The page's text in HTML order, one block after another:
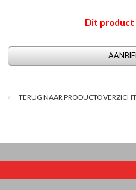
Dit
TERUG NAAR PRODUCTOVERZICHT